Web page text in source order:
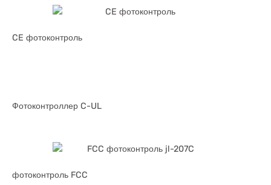
CE фотоконтроль
Фотоконтроллер C-UL
фотоконтроль FCC